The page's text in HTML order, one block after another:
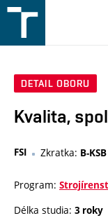
v
DETAIL OBORU
Kvalita,
FSI Zkratka: B-KSB
Program:
Délka studia: 3 roky